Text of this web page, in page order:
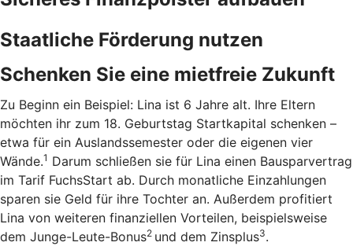
Staatliche Förderung nutzen
Schenken Sie eine mietfreie Zukunft
Zu Beginn ein Beispiel: Lina ist 6 Jahre alt. Ihre Eltern
möchten ihr zum 18. Geburtstag Startkapital schenken –
etwa für ein Auslandssemester oder die eigenen vier
Wände.1 Darum schließen sie für Lina einen Bausparvertrag
im Tarif FuchsStart ab. Durch monatliche Einzahlungen
sparen sie Geld für ihre Tochter an. Außerdem profitiert
Lina von weiteren finanziellen Vorteilen, beispielsweise
dem Junge-Leute-Bonus2 und dem Zinsplus3.